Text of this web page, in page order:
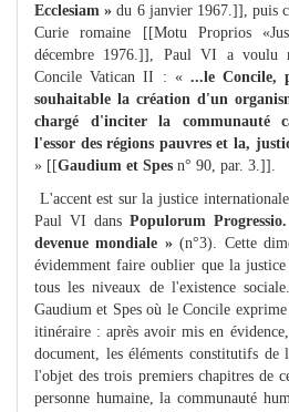
Ecclesiam » du 6 janvier 1967.]], puis
Curie romaine [[Motu Proprios
décembre 1976.]], Paul VI a voulu
Concile Vatican II : « ...le Concile,
souhaitable la création d'un
chargé d'inciter la communauté
l'essor des régions pauvres et la,
» [[Gaudium et Spes n° 90, par. 3.]].
L'accent est sur la justice
Paul VI dans Populorum
devenue mondiale »(n°3). Cette
évidemment faire oublier que la
tous les niveaux de l'existence
Gaudium et Spes où le Concile
itinéraire : après avoir mis en
document, les éléments constitutifs
l'objet des trois premiers chapitres de
personne humaine, la communauté